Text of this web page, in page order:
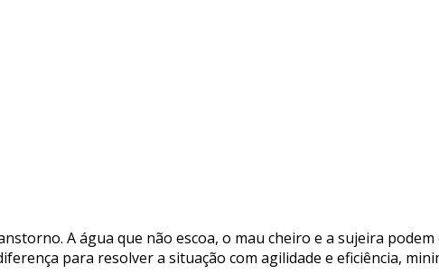
A água que não escoa, o mau cheiro e a sujeira
para resolver a situação com agilidade e eficiência,